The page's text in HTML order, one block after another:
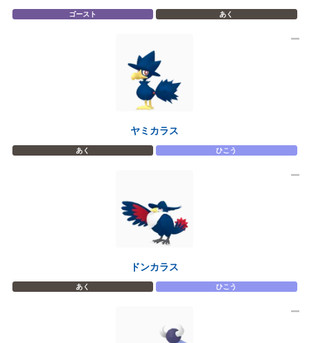
ゴースト あく
ヤミカラス
あく ひこう
ドンカラス
あく ひこう